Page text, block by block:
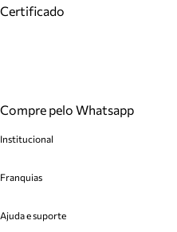
Certificado
Compre pelo Whatsapp
Institucional
Cashback
Venda Corporativa
Franquias
Plano de Negócio
Ajuda e suporte